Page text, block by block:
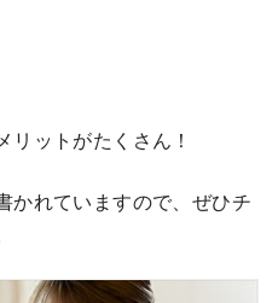
ットがたくさん！
かれていますので、ぜひチ